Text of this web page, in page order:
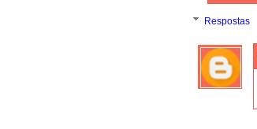
Respostas